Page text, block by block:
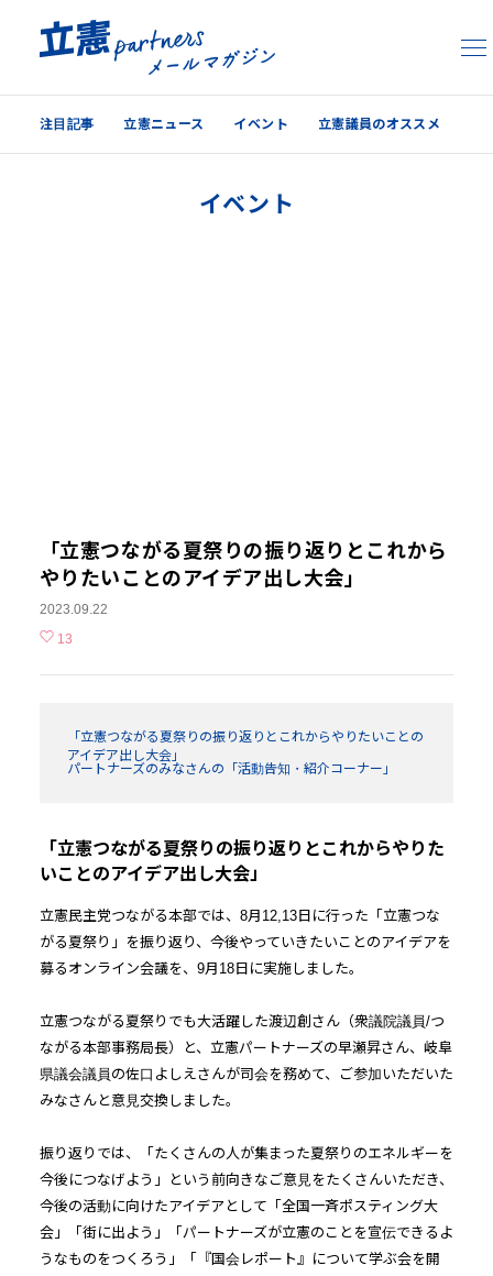
注目記事 立憲ニュース イベント 立憲議員のオススメ
イベント
「立憲つながる夏祭りの振り返りとこれから
やりたいことのアイデア出し大会」
2023.09.22
13
「立憲つながる夏祭りの振り返りとこれからやりたいことの
アイデア出し大会」
パートナーズのみなさんの「活動告知・紹介コーナー」
「立憲つながる夏祭りの振り返りとこれからやりた
いことのアイデア出し大会」
立憲民主党つながる本部では、8月12,13日に行った「立憲つな
がる夏祭り」を振り返り、今後やっていきたいことのアイデアを
募るオンライン会議を、9月18日に実施しました。
立憲つながる夏祭りでも大活躍した渡辺創さん（衆議院議員/つ
ながる本部事務局長）と、立憲パートナーズの早瀬昇さん、岐阜
県議会議員の佐口よしえさんが司会を務めて、ご参加いただいた
みなさんと意見交換しました。
振り返りでは、「たくさんの人が集まった夏祭りのエネルギーを
今後につなげよう」という前向きなご意見をたくさんいただき、
今後の活動に向けたアイデアとして「全国一斉ポスティング大
会」「街に出よう」「パートナーズが立憲のことを宣伝できるよ
うなものをつくろう」「『国会レポート』について学ぶ会を開